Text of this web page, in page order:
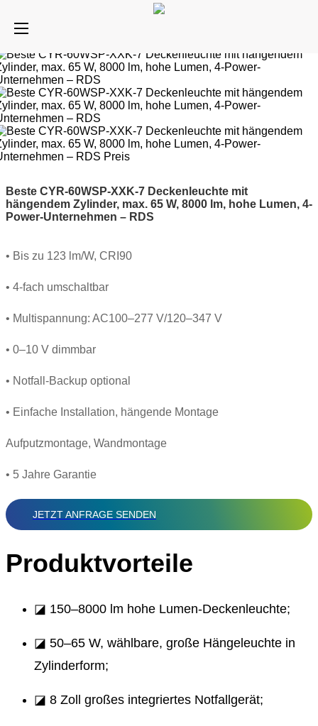
Beste CYR-60WSP-XXK-7 Deckenleuchte mit
hängendem Zylinder, max. 65 W, 8000 lm, hohe Lumen, 4-
Power-Unternehmen – RDS
• Bis zu 123 lm/W, CRI90
• 4-fach umschaltbar
• Multispannung: AC100–277 V/120–347 V
• 0–10 V dimmbar
• Notfall-Backup optional
• Einfache Installation, hängende Montage
Aufputzmontage, Wandmontage
• 5 Jahre Garantie
JETZT ANFRAGE SENDEN
Produktvorteile
◪ 150–8000 lm hohe Lumen-Deckenleuchte;
◪ 50–65 W, wählbare, große Hängeleuchte in
Zylinderform;
◪ 8 Zoll großes integriertes Notfallgerät;